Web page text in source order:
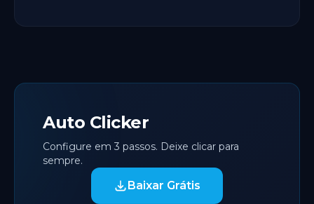
Auto Clicker
Configure em 3 passos. Deixe clicar para
sempre.
Baixar Grátis